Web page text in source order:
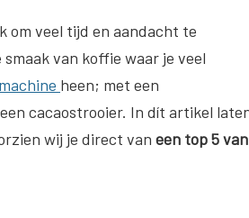
om veel tijd en aandacht te
van koffie waar je veel
heen; met een
cacaostrooier. In dít artikel
wij je direct van een top 5 van